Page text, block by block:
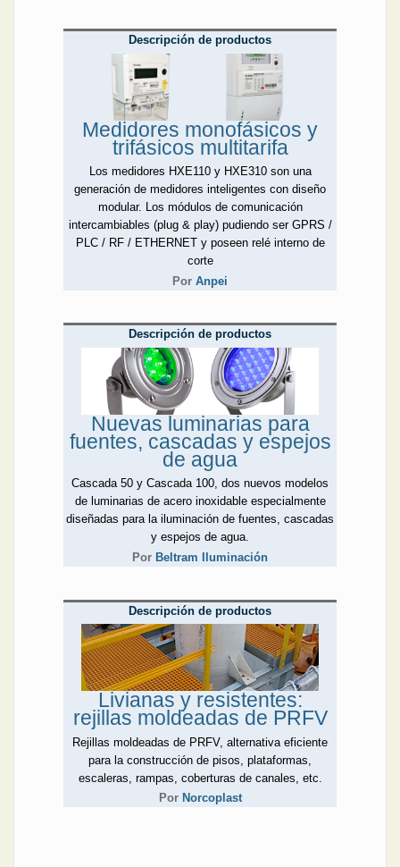
Descripción de productos
Medidores monofásicos y
trifásicos multitarifa
Los medidores HXE110 y HXE310 son una
generación de medidores inteligentes con diseño
modular. Los módulos de comunicación
intercambiables (plug & play) pudiendo ser GPRS /
PLC / RF / ETHERNET y poseen relé interno de
corte
Por Anpei
Descripción de productos
Nuevas luminarias para
fuentes, cascadas y espejos
de agua
Cascada 50 y Cascada 100, dos nuevos modelos
de luminarias de acero inoxidable especialmente
diseñadas para la iluminación de fuentes, cascadas
y espejos de agua.
Por Beltram Iluminación
Descripción de productos
Livianas y resistentes:
rejillas moldeadas de PRFV
Rejillas moldeadas de PRFV, alternativa eficiente
para la construcción de pisos, plataformas,
escaleras, rampas, coberturas de canales, etc.
Por Norcoplast